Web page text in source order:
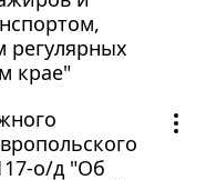
крае"
о/д "Об